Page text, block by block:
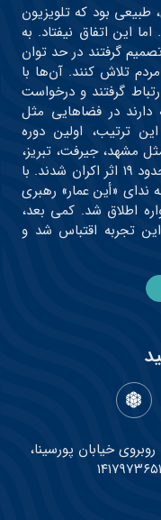
طبیعی بود که تلویزیون
این اتفاق نیفتاد. به
گرفتند در حد توان
تلاش کنند. آن‌ها با
گرفتند و درخواست
دارند در فضاهایی مثل
ترتیب، اولین دوره
شهرهایی مثل مشهد، جیرفت، تبریز،
تهران و… به صورت مردمی برگزار شد و حدود ۱۹ اثر اکران شدند. با
ندای «أین عمار» رهبری
اطلاق شد. کمی بعد،
تجربه اقتباس شد و
کشاورز، خیابان ۱۶ آذر، روبروی خیابان پورسینا،